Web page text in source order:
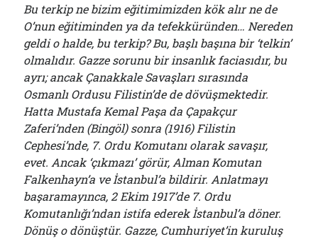
Bu terkip ne bizim eğitimimizden kök alır ne de
O’nun eğitiminden ya da tefekküründen… Nereden
geldi o halde, bu terkip? Bu, başlı başına bir ‘telkin’
olmalıdır. Gazze sorunu bir insanlık faciasıdır, bu
ayrı; ancak Çanakkale Savaşları sırasında
Osmanlı Ordusu Filistin’de de dövüşmektedir.
Hatta Mustafa Kemal Paşa da Çapakçur
Zaferi’nden (Bingöl) sonra (1916) Filistin
Cephesi’nde, 7. Ordu Komutanı olarak savaşır,
evet. Ancak ‘çıkmazı’ görür, Alman Komutan
Falkenhayn’a ve İstanbul’a bildirir. Anlatmayı
başaramayınca, 2 Ekim 1917’de 7. Ordu
Komutanlığı’ndan istifa ederek İstanbul’a döner.
Dönüş o dönüştür. Gazze, Cumhuriyet’in kuruluş